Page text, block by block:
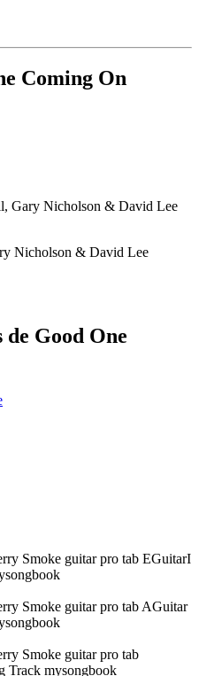
Coming On
Gary Nicholson & David Lee
Nicholson & David Lee
de Good One